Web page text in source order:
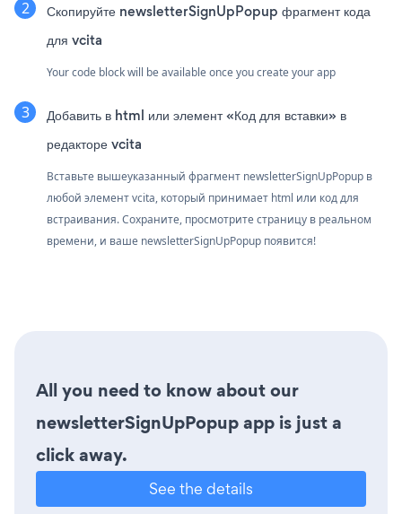
Скопируйте newsletterSignUpPopup фрагмент кода
для vcita
Your code block will be available once you create your app
Добавить в html или элемент «Код для вставки» в
редакторе vcita
Вставьте вышеуказанный фрагмент newsletterSignUpPopup в
любой элемент vcita, который принимает html или код для
встраивания. Сохраните, просмотрите страницу в реальном
времени, и ваше newsletterSignUpPopup появится!
All you need to know about our
newsletterSignUpPopup app is just a
click away.
See the details